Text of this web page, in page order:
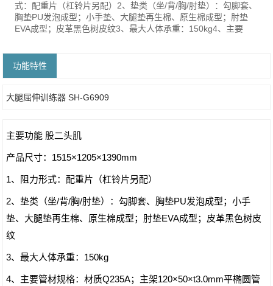
式：配重片（杠铃片另配）2、垫类（坐/背/胸/肘垫）：勾脚套、
胸垫PU发泡成型；小手垫、大腿垫再生棉、原生棉成型；肘垫
EVA成型；皮革黑色树皮纹3、最大人体承重：150kg4、主要
功能特性
大腿屈伸训练器 SH-G6909
主要功能 股二头肌
产品尺寸：1515×1205×1390mm
1、阻力形式：配重片（杠铃片另配）
2、垫类（坐/背/胸/肘垫）：勾脚套、胸垫PU发泡成型；小手
垫、大腿垫再生棉、原生棉成型；肘垫EVA成型；皮革黑色树皮
纹
3、最大人体承重：150kg
4、主要管材规格：材质Q235A；主架120×50×t3.0mm平椭圆管